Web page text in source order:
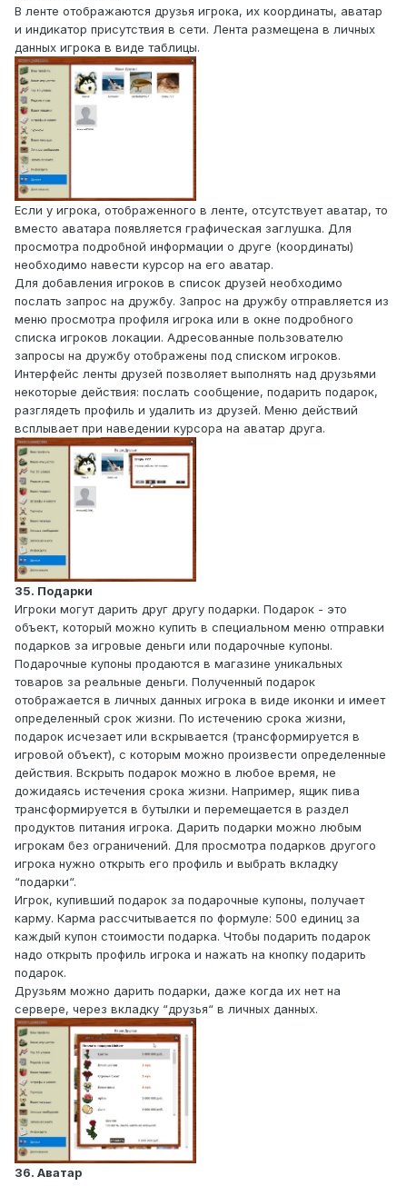
В ленте отображаются друзья игрока, их координаты, аватар
и индикатор присутствия в сети. Лента размещена в личных
данных игрока в виде таблицы.
Если у игрока, отображенного в ленте, отсутствует аватар, то
вместо аватара появляется графическая заглушка. Для
просмотра подробной информации о друге (координаты)
необходимо навести курсор на его аватар.
Для добавления игроков в список друзей необходимо
послать запрос на дружбу. Запрос на дружбу отправляется из
меню просмотра профиля игрока или в окне подробного
списка игроков локации. Адресованные пользователю
запросы на дружбу отображены под списком игроков.
Интерфейс ленты друзей позволяет выполнять над друзьями
некоторые действия: послать сообщение, подарить подарок,
разглядеть профиль и удалить из друзей. Меню действий
всплывает при наведении курсора на аватар друга.
35. Подарки
Игроки могут дарить друг другу подарки. Подарок - это
объект, который можно купить в специальном меню отправки
подарков за игровые деньги или подарочные купоны.
Подарочные купоны продаются в магазине уникальных
товаров за реальные деньги. Полученный подарок
отображается в личных данных игрока в виде иконки и имеет
определенный срок жизни. По истечению срока жизни,
подарок исчезает или вскрывается (трансформируется в
игровой объект), с которым можно произвести определенные
действия. Вскрыть подарок можно в любое время, не
дожидаясь истечения срока жизни. Например, ящик пива
трансформируется в бутылки и перемещается в раздел
продуктов питания игрока. Дарить подарки можно любым
игрокам без ограничений. Для просмотра подарков другого
игрока нужно открыть его профиль и выбрать вкладку
“подарки“.
Игрок, купивший подарок за подарочные купоны, получает
карму. Карма рассчитывается по формуле: 500 единиц за
каждый купон стоимости подарка. Чтобы подарить подарок
надо открыть профиль игрока и нажать на кнопку подарить
подарок.
Друзьям можно дарить подарки, даже когда их нет на
сервере, через вкладку “друзья“ в личных данных.
36. Аватар